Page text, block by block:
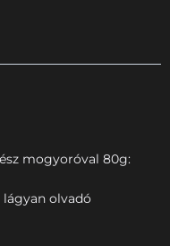
mogyoróval 80g:
olvadó